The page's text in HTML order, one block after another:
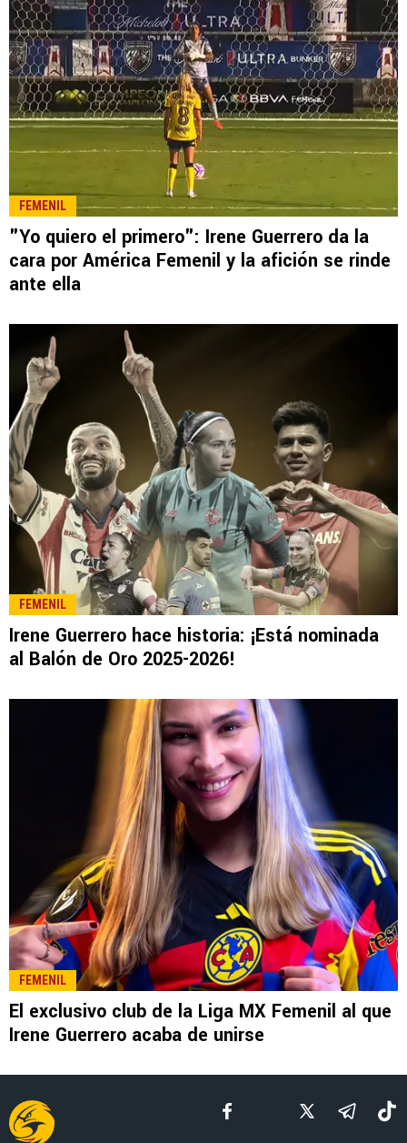
FEMENIL
"Yo quiero el primero": Irene Guerrero da la
cara por América Femenil y la afición se rinde
ante ella
FEMENIL
Irene Guerrero hace historia: ¡Está nominada
al Balón de Oro 2025-2026!
FEMENIL
El exclusivo club de la Liga MX Femenil al que
Irene Guerrero acaba de unirse